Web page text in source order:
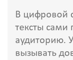
В цифровой
тексты сами
аудиторию.
вызывать